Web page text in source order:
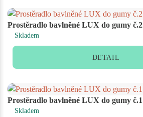
Prostěradlo bavlněné LUX do gumy č.2
Skladem
DETAIL
Prostěradlo bavlněné LUX do gumy č.1
Skladem